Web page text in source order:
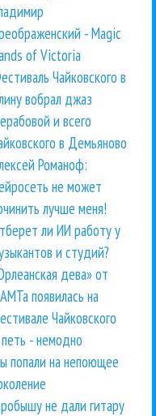
- Magic
of Victoria
Чайковского в
вобрал джаз
и всего
в Демьяново
Романоф:
не может
лучше меня!
ли ИИ работу у
и студий?
дева» от
появилась на
Чайковского
- немодно
попали на непоющее
не дали гитару